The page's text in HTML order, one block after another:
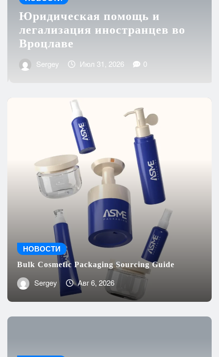
Юридическая помощь и
легализация иностранцев во
Вроцлаве
Sergey Июл 31, 2026 0
НОВОСТИ
Bulk Cosmetic Packaging Sourcing Guide
Sergey Авг 6, 2026